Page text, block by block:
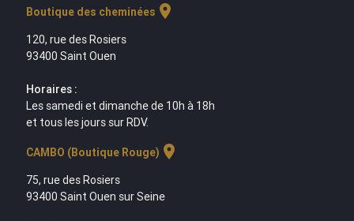
Boutique des cheminées location_on
120, rue des Rosiers
93400 Saint Ouen
Horaires :
Les samedi et dimanche de 10h à 18h
et tous les jours sur RDV.
CAMBO (Boutique Rouge) location_on
75, rue des Rosiers
93400 Saint Ouen sur Seine